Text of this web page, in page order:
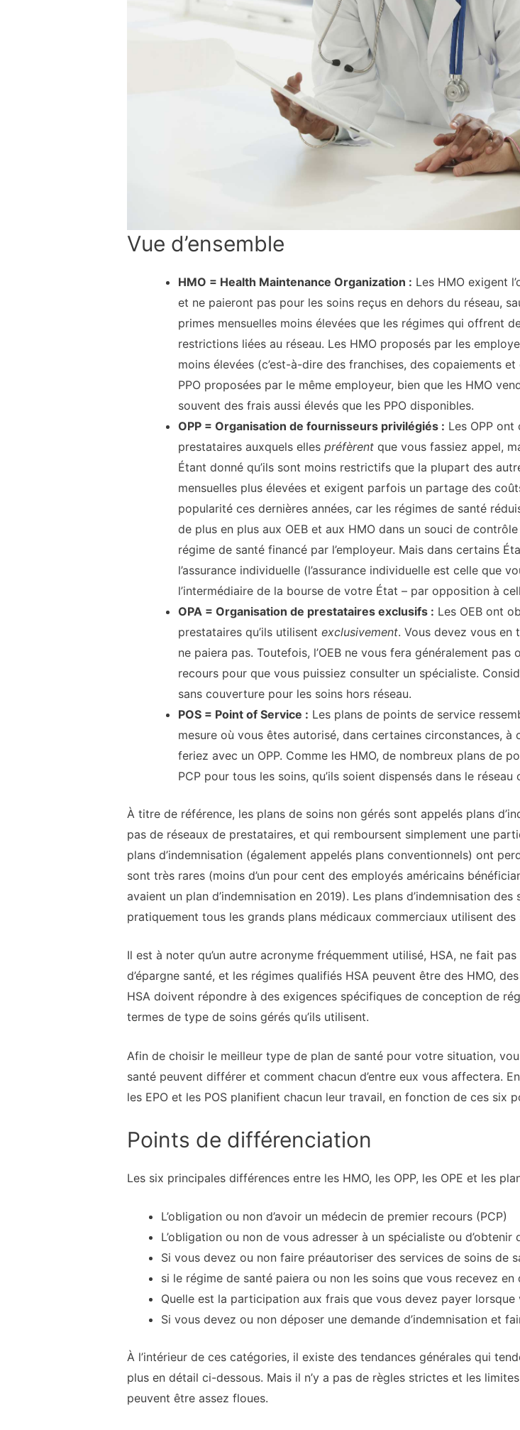
Vue d’ensemble
HMO = Health Maintenance Organization : Les HMO exigent
et ne paieront pas pour les soins reçus en dehors du réseau,
primes mensuelles moins élevées que les régimes qui offrent
restrictions liées au réseau. Les HMO proposés par les
moins élevées (c’est-à-dire des franchises, des copaiements
PPO proposées par le même employeur, bien que les HMO
souvent des frais aussi élevés que les PPO disponibles.
OPP = Organisation de fournisseurs privilégiés : Les OPP ont
prestataires auxquels elles préfèrentque vous fassiez appel,
Étant donné qu’ils sont moins restrictifs que la plupart des
mensuelles plus élevées et exigent parfois un partage des
popularité ces dernières années, car les régimes de santé
de plus en plus aux OEB et aux HMO dans un souci de
régime de santé financé par l’employeur. Mais dans certains
l’assurance individuelle (l’assurance individuelle est celle que
l’intermédiaire de la bourse de votre État – par opposition à
OPA = Organisation de prestataires exclusifs : Les OEB ont
prestataires qu’ils utilisent exclusivement. Vous devez vous en
ne paiera pas. Toutefois, l’OEB ne vous fera généralement
recours pour que vous puissiez consulter un spécialiste.
sans couverture pour les soins hors réseau.
POS = Point of Service : Les plans de points de service
mesure où vous êtes autorisé, dans certaines circonstances,
feriez avec un OPP. Comme les HMO, de nombreux plans de
PCP pour tous les soins, qu’ils soient dispensés dans le réseau
À titre de référence, les plans de soins non gérés sont appelés plans
pas de réseaux de prestataires, et qui remboursent simplement une
plans d’indemnisation (également appelés plans conventionnels) ont
sont très rares (moins d’un pour cent des employés américains
avaient un plan d’indemnisation en 2019). Les plans d’indemnisation
pratiquement tous les grands plans médicaux commerciaux utilisent des
Il est à noter qu’un autre acronyme fréquemment utilisé, HSA, ne fait
d’épargne santé, et les régimes qualifiés HSA peuvent être des HMO,
HSA doivent répondre à des exigences spécifiques de conception de
termes de type de soins gérés qu’ils utilisent.
Afin de choisir le meilleur type de plan de santé pour votre situation,
santé peuvent différer et comment chacun d’entre eux vous affectera.
les EPO et les POS planifient chacun leur travail, en fonction de ces six
Points de différenciation
Les six principales différences entre les HMO, les OPP, les OPE et les
L’obligation ou non d’avoir un médecin de premier recours (PCP)
L’obligation ou non de vous adresser à un spécialiste ou d’obtenir
Si vous devez ou non faire préautoriser des services de soins de
si le régime de santé paiera ou non les soins que vous recevez
Quelle est la participation aux frais que vous devez payer
Si vous devez ou non déposer une demande d’indemnisation et
À l’intérieur de ces catégories, il existe des tendances générales qui
plus en détail ci-dessous. Mais il n’y a pas de règles strictes et les
peuvent être assez floues.